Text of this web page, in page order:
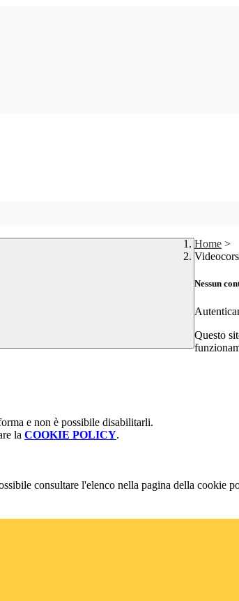
Home >
Nessun
Questo
e non è possibile disabilitarli.
la COOKIE POLICY.
consultare l'elenco nella pagina della cookie